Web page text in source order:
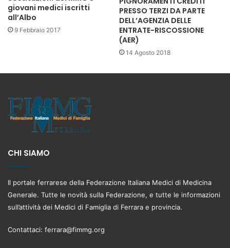
giovani medici iscritti
all’Albo
9 Febbraio 2017
PRESSO TERZI DA PARTE
DELL’AGENZIA DELLE
ENTRATE-RISCOSSIONE
(AER)
14 Agosto 2018
CHI SIAMO
Il portale ferrarese della Federazione Italiana Medici di Medicina
Generale. Tutte le novità sulla Federazione, e tutte le informazioni
sull’attività dei Medici di Famiglia di Ferrara e provincia.
Contattaci: ferrara@fimmg.org